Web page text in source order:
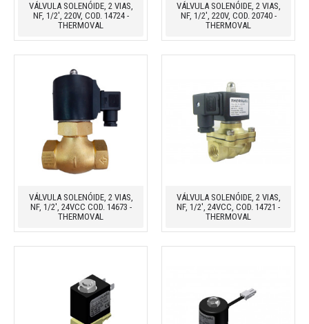
VÁLVULA SOLENÓIDE, 2 VIAS,
NF, 1/2', 220V, COD. 14724 -
THERMOVAL
VÁLVULA SOLENÓIDE, 2 VIAS,
NF, 1/2', 220V, COD. 20740 -
THERMOVAL
VÁLVULA SOLENÓIDE, 2 VIAS,
NF, 1/2', 24VCC COD. 14673 -
THERMOVAL
VÁLVULA SOLENÓIDE, 2 VIAS,
NF, 1/2', 24VCC, COD. 14721 -
THERMOVAL